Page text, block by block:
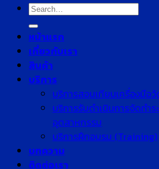
Search
for:
หน้าแรก
เกี่ยวกับเรา
สินค้า
บริการ
บริการสอบเทียบเครื่องมือ
บริการรับดำเนินการจัดทำ
อุตสาหกรรม
บริการฝึกอบรม (Training)
บทความ
ติดต่อเรา